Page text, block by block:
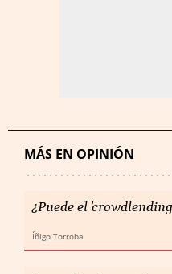
MÁS EN OPINIÓN
¿Puede el
Íñigo Torroba